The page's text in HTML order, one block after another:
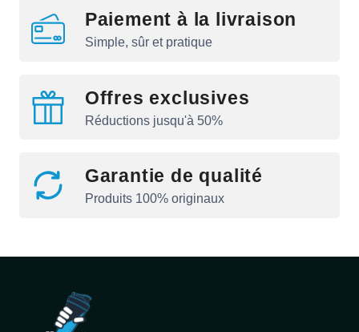
Paiement à la livraison
Simple, sûr et pratique
Offres exclusives
Réductions jusqu'à 50%
Garantie de qualité
Produits 100% originaux